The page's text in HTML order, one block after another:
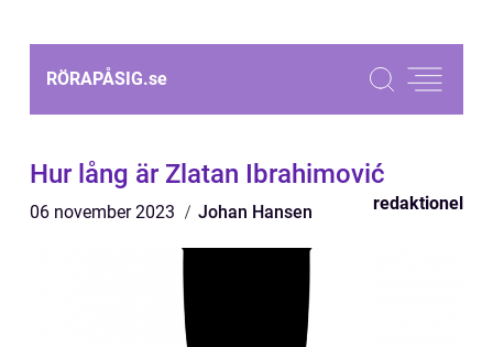
RÖRAPÅSIG.se
Hur lång är Zlatan Ibrahimović
06 november 2023 Johan Hansen redaktionel